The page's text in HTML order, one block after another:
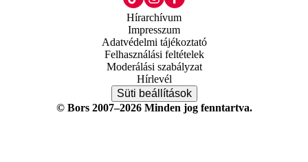
Hírarchívum
Impresszum
Adatvédelmi tájékoztató
Felhasználási feltételek
Moderálási szabályzat
Hírlevél
Süti beállítások
© Bors 2007–2026 Minden jog fenntartva.